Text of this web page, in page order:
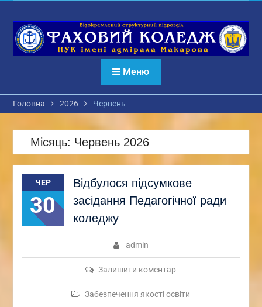
вмісту
Меню
Головна 2026 Червень
Місяць: Червень 2026
ЧЕР
30
Відбулося підсумкове
засідання Педагогічної ради
коледжу
admin
Залишити коментар
Забезпечення якості освіти